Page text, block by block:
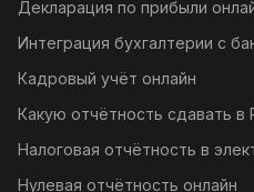
Декларация по прибыли
Интеграция бухгалтерии с
Кадровый учёт онлайн
Какую отчётность сдавать в
Налоговая отчётность в
Нулевая отчётность онлайн